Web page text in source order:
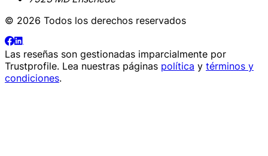
© 2026 Todos los derechos reservados
Las reseñas son gestionadas imparcialmente por
Trustprofile. Lea nuestras páginas política y términos y
condiciones.